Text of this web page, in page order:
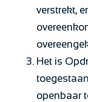
verstrekt,
Het is
openbaar